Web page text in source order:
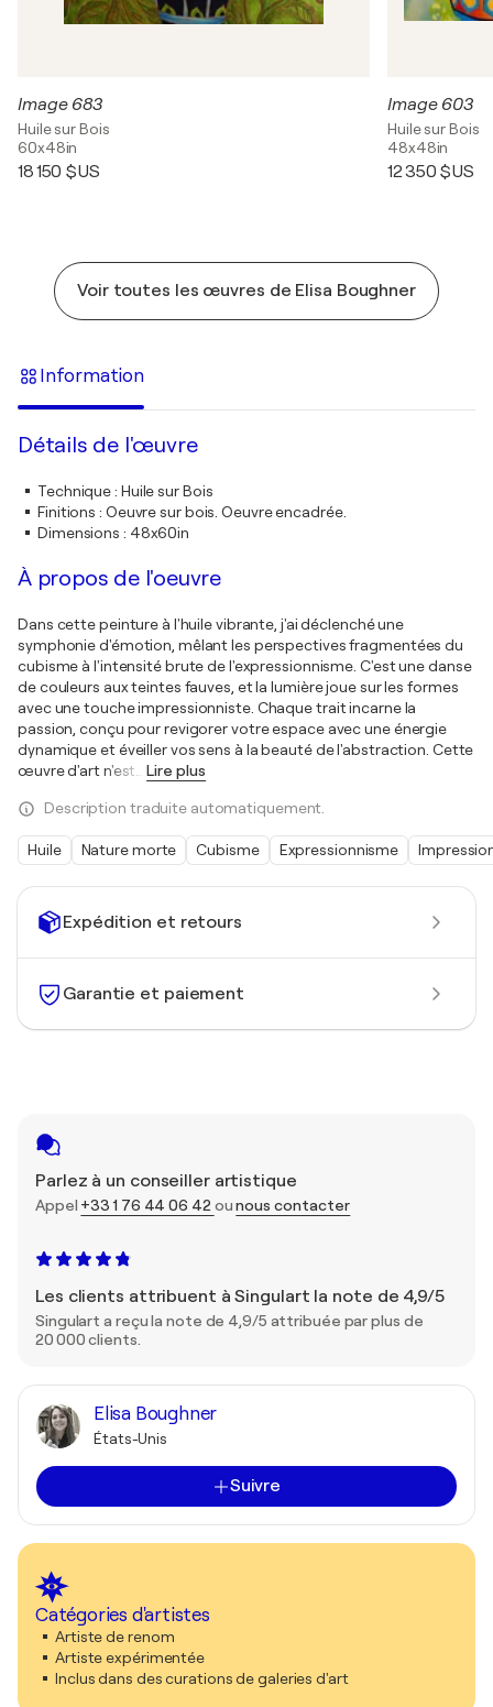
Expédition et retours
Garantie et paiement
Parlez à un conseiller artistique
Appel +33 1 76 44 06 42 ounous contacter
Les clients attribuent à Singulart la note de 4,9/5
Singulart a reçu la note de 4,9/5 attribuée par plus de
20 000 clients.
Elisa Boughner
États-Unis
Suivre
Catégories d'artistes
Artiste de renom
Artiste expérimentée
Inclus dans des curations de galeries d'art
Image 683
Huile sur Bois
60x48in
18 150 $US
Image 603
Huile sur Bois
48x48in
12 350 $US
Voir toutes les œuvres de Elisa Boughner
Information
Détails de l'œuvre
Technique: Huile sur Bois
Finitions : Oeuvre sur bois. Oeuvre encadrée.
Dimensions : 48x60in
À propos de l'oeuvre
Dans cette peinture à l'huile vibrante, j'ai déclenché une
symphonie d'émotion, mêlant les perspectives fragmentées du
cubisme à l'intensité brute de l'expressionnisme. C'est une danse
de couleurs aux teintes fauves, et la lumière joue sur les formes
avec une touche impressionniste. Chaque trait incarne la
passion, conçu pour revigorer votre espace avec une énergie
dynamique et éveiller vos sens à la beauté de l'abstraction. Cette
œuvre d'art n'est
Lire plus
Description traduite automatiquement.
Huile Nature morte Cubisme Expressionnisme